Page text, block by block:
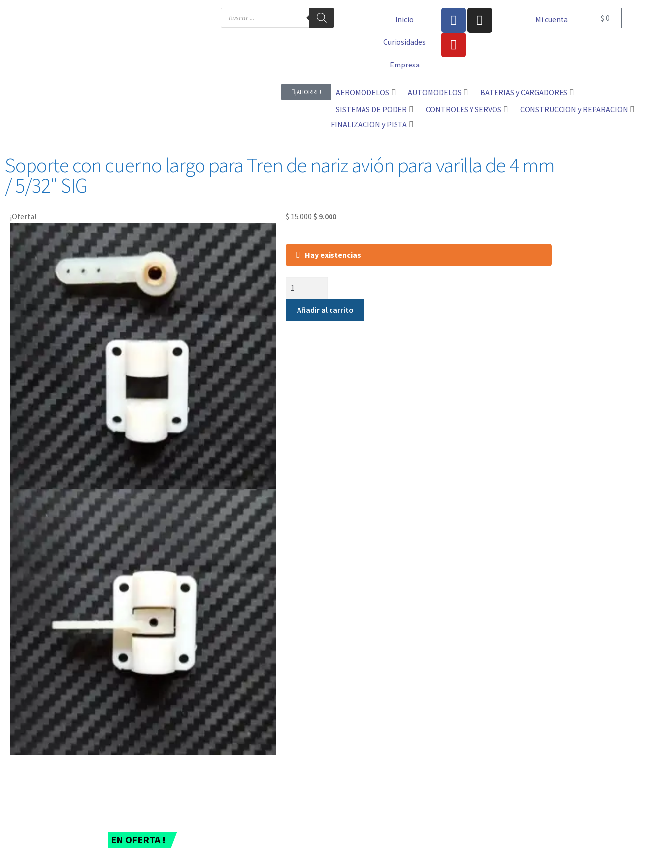
Inicio
Curiosidades
Empresa
Mi cuenta $ 0
¡AHORRE! AEROMODELOS AUTOMODELOS
BATERIAS y CARGADORES
SISTEMAS DE PODER
CONTROLES Y SERVOS
CONSTRUCCION y REPARACION
FINALIZACION y PISTA
Soporte con cuerno largo para Tren de nariz avión para varilla de 4 mm
/ 5/32″ SIG
¡Oferta!
EN OFERTA !
$15.000 $ 9.000
Hay existencias
Añadir al carrito